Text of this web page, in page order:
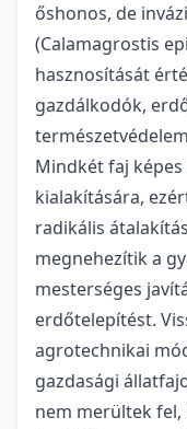
őshonos, de
(Calamagrostis
hasznosítását
gazdálkodók,
Mindkét faj
kialakítására,
radikális
megnehezítik a
mesterséges
erdőtelepítést.
agrotechnikai
gazdasági
nem merültek